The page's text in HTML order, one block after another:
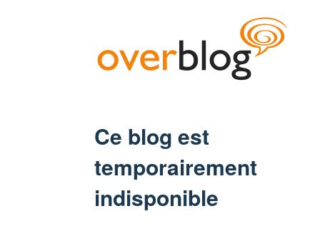
Ce blog est
temporairement
indisponible